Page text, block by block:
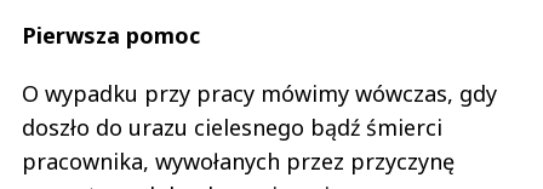
Pierwsza pomoc
O wypadku przy pracy mówimy wówczas, gdy
doszło do urazu cielesnego bądź śmierci
pracownika, wywołanych przez przyczynę